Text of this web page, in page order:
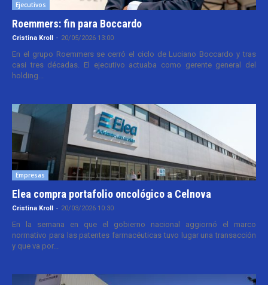
Ejecutivos
Roemmers: fin para Boccardo
Cristina Kroll - 20/05/2026 13:00
En el grupo Roemmers se cerró el ciclo de Luciano Boccardo y tras
casi tres décadas. El ejecutivo actuaba como gerente general del
holding...
Empresas
Elea compra portafolio oncológico a Celnova
Cristina Kroll - 20/03/2026 10:30
En la semana en que el gobierno nacional aggiornó el marco
normativo para las patentes farmacéuticas tuvo lugar una transacción
y que va por...